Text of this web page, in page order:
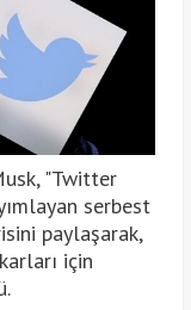
"Twitter
serbest
paylaşarak,
için